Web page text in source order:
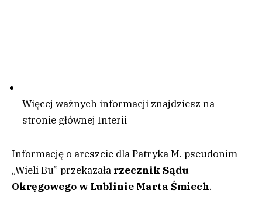
Więcej ważnych informacji znajdziesz na
stronie głównej Interii
Informację o areszcie dla Patryka M. pseudonim
„Wieli Bu” przekazała rzecznik Sądu
Okręgowego w Lublinie Marta Śmiech.